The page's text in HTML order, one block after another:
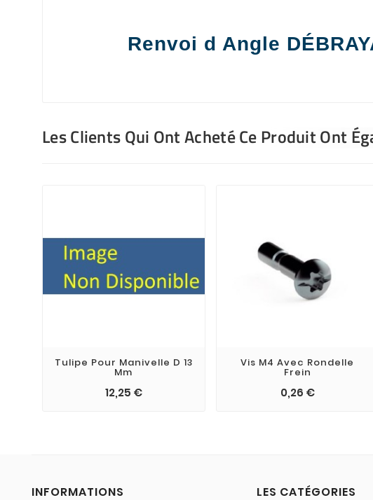
Renvoi d Angle
Les Clients Qui Ont Acheté Ce Produit Ont
Tulipe Pour Manivelle D 13
Mm
12,25 €
Vis M4 Avec Rondelle
Frein
0,26 €
INFORMATIONS LES CATÉGORIES